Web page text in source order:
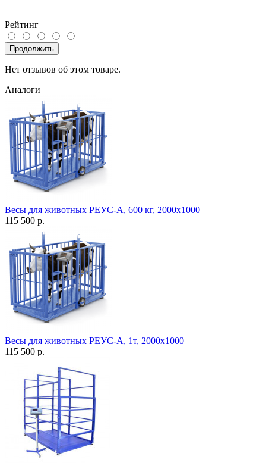
Рейтинг
Продолжить
Нет отзывов об этом товаре.
Аналоги
Весы для животных РЕУС-А, 600 кг, 2000х1000
115 500 р.
Весы для животных РЕУС-А, 1т, 2000х1000
115 500 р.